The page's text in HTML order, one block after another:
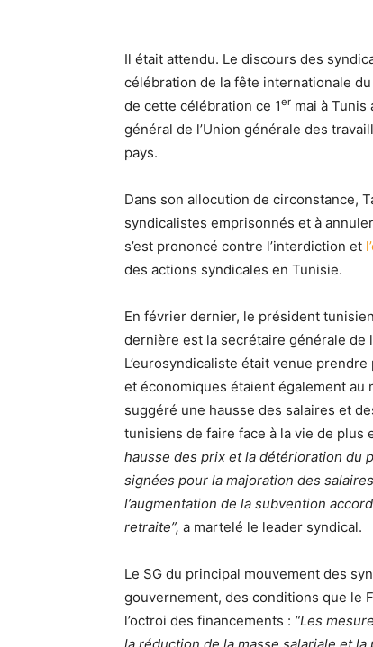
Il était attendu. Le discours des
célébration de la fête internationale
de cette célébration ce 1er mai à
général de l’Union générale des
pays.
Dans son allocution de circonstance,
syndicalistes emprisonnés et à
s’est prononcé contre l’interdiction et
des actions syndicales en Tunisie.
En février dernier, le président
dernière est la secrétaire générale de
L’eurosyndicaliste était venue
et économiques étaient également au
suggéré une hausse des salaires et
tunisiens de faire face à la vie de plus
hausse des prix et la détérioration du
signées pour la majoration des
l’augmentation de la subvention
retraite”, a martelé le leader syndical.
Le SG du principal mouvement des
gouvernement, des conditions que le
l’octroi des financements : “Les